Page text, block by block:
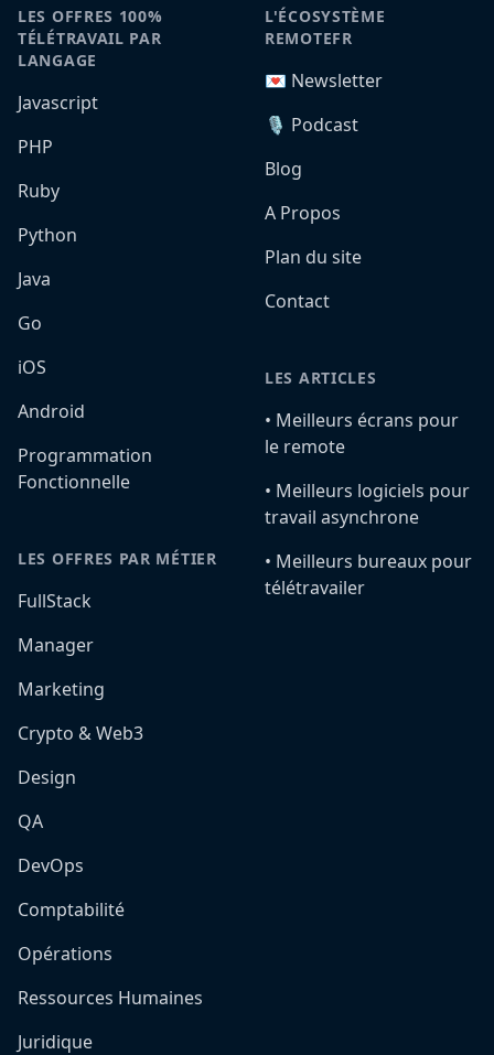
LES OFFRES 100%
TÉLÉTRAVAIL PAR
LANGAGE
Javascript
PHP
Ruby
Python
Java
Go
iOS
Android
Programmation
Fonctionnelle
LES OFFRES PAR MÉTIER
FullStack
Manager
Marketing
Crypto & Web3
Design
QA
DevOps
Comptabilité
Opérations
Ressources Humaines
Juridique
L'ÉCOSYSTÈME
REMOTEFR
💌 Newsletter
🎙️ Podcast
Blog
A Propos
Plan du site
Contact
LES ARTICLES
•️ Meilleurs écrans pour
le remote
•️ Meilleurs logiciels pour
travail asynchrone
•️ Meilleurs bureaux pour
télétravailer